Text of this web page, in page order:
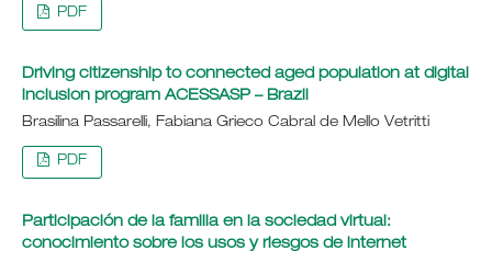
PDF
Driving citizenship to connected aged population at digital
inclusion program ACESSASP – Brazil
Brasilina Passarelli, Fabiana Grieco Cabral de Mello Vetritti
PDF
Participación de la familia en la sociedad virtual:
conocimiento sobre los usos y riesgos de internet